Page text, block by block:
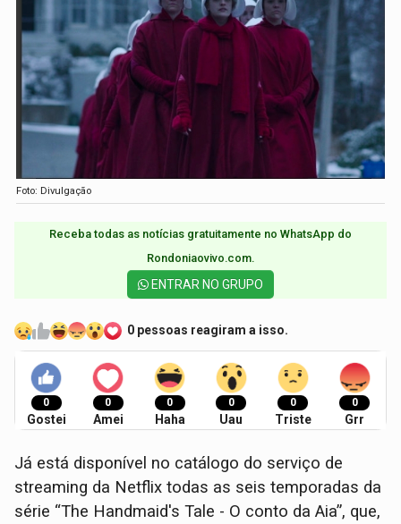
Foto: Divulgação
Receba todas as notícias gratuitamente no WhatsApp do
Rondoniaovivo.com.​
ENTRAR NO GRUPO
0 pessoas reagiram a isso.
0
Gostei
0
Amei
0
Haha
0
Uau
0
Triste
0
Grr
Já está disponível no catálogo do serviço de
streaming da Netflix todas as seis temporadas da
série “The Handmaid's Tale - O conto da Aia”, que,